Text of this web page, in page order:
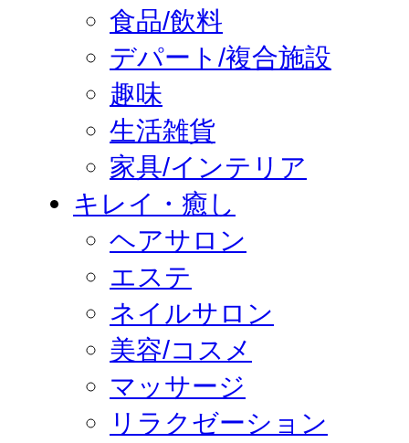
食品/飲料
デパート/複合施設
趣味
生活雑貨
家具/インテリア
キレイ・癒し
ヘアサロン
エステ
ネイルサロン
美容/コスメ
マッサージ
リラクゼーション